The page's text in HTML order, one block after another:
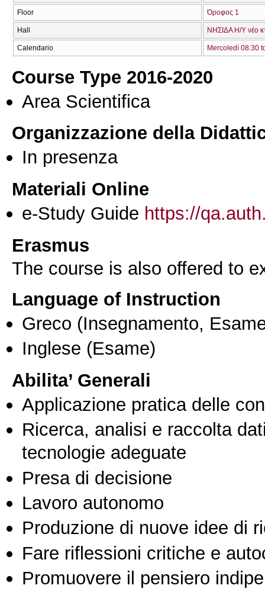
Floor Όροφος 1
Hall ΝΗΣΙΔΑ Η/Υ νέο
Calendario Mercoledì 08:30
Course Type 2016-2020
Area Scientifica
Organizzazione della
In presenza
Materiali Online
e-Study Guide https://
Erasmus
The course is also offered to
Language of Instruction
Greco (Insegnamento,
Inglese (Esame)
Abilita’ Generali
Applicazione pratica delle
Ricerca, analisi e raccolta
tecnologie adeguate
Presa di decisione
Lavoro autonomo
Produzione di nuove idee di
Fare riflessioni critiche e
Promuovere il pensiero